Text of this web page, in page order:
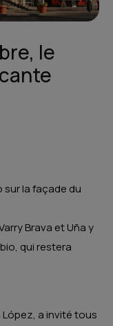
le
sur la façade du
Brava et Uña y
qui restera
a invité tous